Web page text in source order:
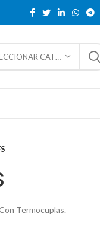
SELECCIONAR CATEGORÍA
Termocuplas.